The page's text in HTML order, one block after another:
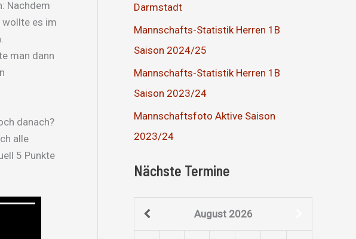
Nachdem
wollte es im
man dann
danach?
alle
5 Punkte
Darmstadt
Mannschafts-Statistik Herren 1B
Saison 2024/25
Mannschafts-Statistik Herren 1B
Saison 2023/24
Mannschaftsfoto Aktive Saison
2023/24
Nächste Termine
August 2026